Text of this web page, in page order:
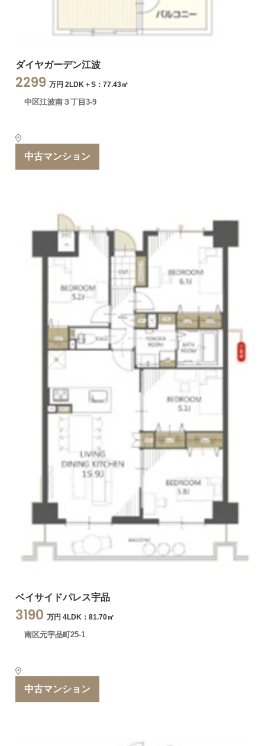
ダイヤガーデン江波
2299 万円 2LDK＋S：77.43㎡
中区江波南３丁目3-9
中古マンション
ベイサイドパレス宇品
3190 万円 4LDK：81.70㎡
南区元宇品町25-1
中古マンション